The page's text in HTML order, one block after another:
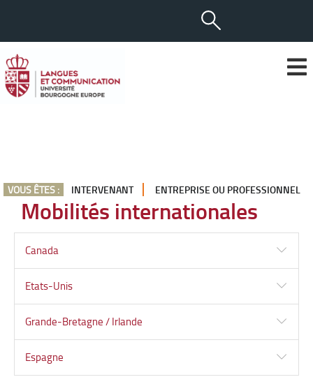
VOUS ÊTES : INTERVENANT ENTREPRISE OU PROFESSIONNEL
Mobilités internationales
Canada
Etats-Unis
Grande-Bretagne / Irlande
Espagne